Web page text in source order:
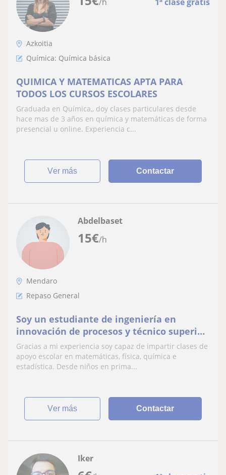
Azkoitia
Química: Química básica
QUIMICA Y MATEMATICAS APTA PARA
TODOS LOS CURSOS ESCOLARES
Graduada en Química,, doy clases particulares desde
hace mas de 3 años en química y matemáticas de forma
presencial u online. Experiencia c...
ver más Contactar
15€/h
Abdelbaset
Mendaro
Repaso General
Soy un estudiante de ingeniería en
innovación de procesos y técnico superior
en pp3. Daré clase en el intervalo de
primaria-bach.
Gracias a mi experiencia soy capaz de impartir clases de
apoyo escolar en matemáticas, física, química e
estadística. Desde niños en prima...
ver más Contactar
Iker